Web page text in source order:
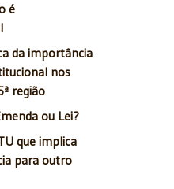
é
da importância
nos
região
ou Lei?
que implica
para outro